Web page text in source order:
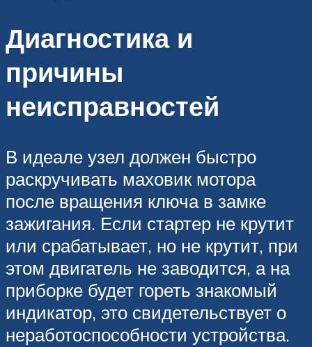
Диагностика и
причины
неисправностей
В идеале узел должен быстро
раскручивать маховик мотора
после вращения ключа в замке
зажигания. Если стартер не крутит
или срабатывает, но не крутит, при
этом двигатель не заводится, а на
приборке будет гореть знакомый
индикатор, это свидетельствует о
неработоспособности устройства.